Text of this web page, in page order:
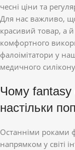
чесні ціни та
Для нас важливо,
красивий товар, а
комфортного
фалоімітатори у
медичного
Чому fantasy
настільки
Останніми роками
напрямком у світі